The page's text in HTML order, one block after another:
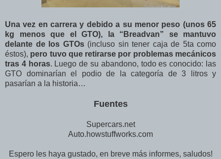
Una vez en carrera y debido a su menor peso (unos 65
kg menos que el GTO), la “Breadvan” se mantuvo
delante de los GTOs(incluso sin tener caja de 5ta como
éstos), pero tuvo que retirarse por problemas mecánicos
tras 4 horas. Luego de su abandono, todo es conocido: las
GTO dominarían el podio de la categoría de 3 litros y
pasarían a la historia…
Fuentes
Supercars.net
Auto.howstuffworks.com
Espero les haya gustado, en breve más informes, saludos!